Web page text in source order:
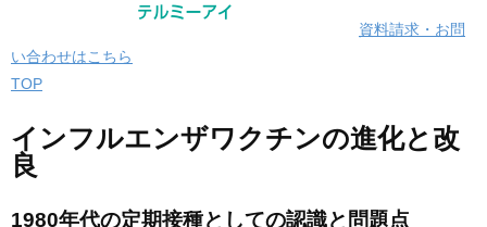
資料請求・お問
い合わせはこちら
TOP
インフルエンザワクチンの進化と改
良
1980年代の定期接種としての認識と問題点